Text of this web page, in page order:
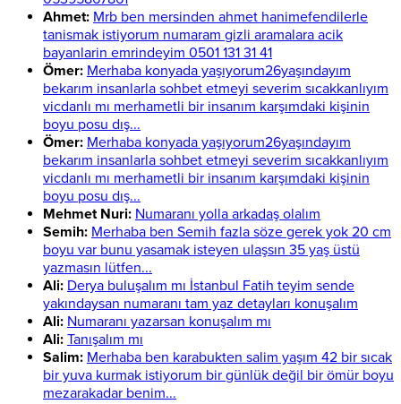
Ahmet: Mrb ben mersinden ahmet hanimefendilerle
tanismak istiyorum numaram gizli aramalara acik
bayanlarin emrindeyim 0501 131 31 41
Ömer: Merhaba konyada yaşıyorum26yaşındayım
bekarım insanlarla sohbet etmeyi severim sıcakkanlıyım
vicdanlı mı merhametli bir insanım karşımdaki kişinin
boyu posu dış...
Ömer: Merhaba konyada yaşıyorum26yaşındayım
bekarım insanlarla sohbet etmeyi severim sıcakkanlıyım
vicdanlı mı merhametli bir insanım karşımdaki kişinin
boyu posu dış...
Mehmet Nuri: Numaranı yolla arkadaş olalım
Semih: Merhaba ben Semih fazla söze gerek yok 20 cm
boyu var bunu yasamak isteyen ulaşsın 35 yaş üstü
yazmasın lütfen...
Ali: Derya buluşalım mı İstanbul Fatih teyim sende
yakındaysan numaranı tam yaz detayları konuşalım
Ali: Numaranı yazarsan konuşalım mı
Ali: Tanışalım mı
Salim: Merhaba ben karabukten salim yaşım 42 bir sıcak
bir yuva kurmak istiyorum bir günlük değil bir ömür boyu
mezarakadar benim...